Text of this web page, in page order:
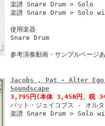
楽譜 Snare Drum > Solo
楽譜 Snare Drum > Solo
使用楽器
Snare Drum
参考演奏動画・サンプルページ
Jacobs , Pat - Alter Ego
Soundscape
3,795円 (本体 3,450円、税
パット・ジェイコブス - オル
楽譜 Snare Drum > Solo